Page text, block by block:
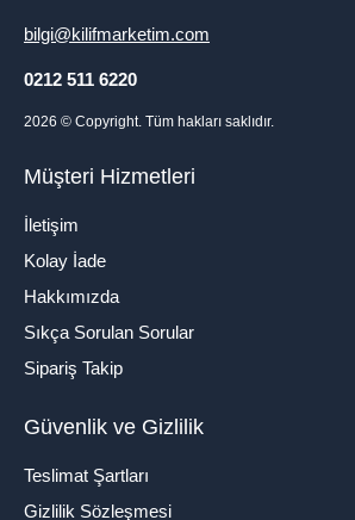
bilgi@kilifmarketim.com
0212 511 6220
2026 © Copyright. Tüm hakları saklıdır.
Müşteri Hizmetleri
İletişim
Kolay İade
Hakkımızda
Sıkça Sorulan Sorular
Sipariş Takip
Güvenlik ve Gizlilik
Teslimat Şartları
Gizlilik Sözleşmesi